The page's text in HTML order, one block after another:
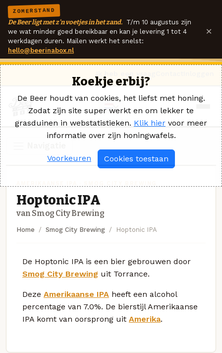
ZOMERSTAND
De Beer ligt met z'n voetjes in het zand. T/m 10 augustus zijn
we wat minder goed bereikbaar en kan je levering 1 tot 4
werkdagen duren. Mailen werkt het snelst:
hello@beerinabox.nl
×
Hoptonic IPA
van Smog City Brewing
Home Smog City Brewing Hoptonic IPA
De Hoptonic IPA is een bier gebrouwen door
Smog City Brewing uit Torrance.
Deze Amerikaanse IPA heeft een alcohol
percentage van 7.0%. De bierstijl Amerikaanse
IPA komt van oorsprong uit Amerika.
Koekje erbij?
De Beer houdt van cookies, het liefst met honing.
Zodat zijn site super werkt en om lekker te
grasduinen in webstatistieken. Klik hier voor meer
informatie over zijn honingwafels.
Voorkeuren Cookies toestaan